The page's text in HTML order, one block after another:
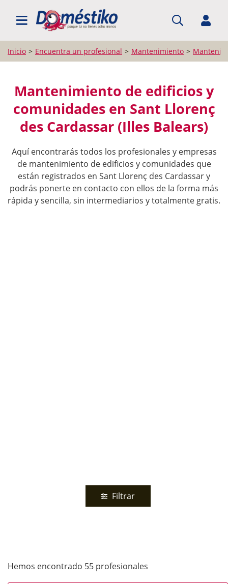
BUSCAR PROFESIONALES
Inicio Encuentra un profesional Mantenimiento
Mantenimiento de edificios y
comunidades en Sant Llorenç
des Cardassar (Illes Balears)
Aquí encontrarás todos los profesionales y empresas
de mantenimiento de edificios y comunidades que
están registrados en Sant Llorenç des Cardassar y
podrás ponerte en contacto con ellos de la forma más
rápida y sencilla, sin intermediarios y totalmente gratis.
Filtrar
Hemos encontrado 55 profesionales